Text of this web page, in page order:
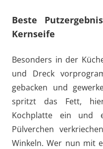
Beste
Kernseife
Besonders in der
und Dreck
gebacken und
spritzt das Fett,
Kochplatte ein und
Pülverchen
Winkeln. Wer nun mit